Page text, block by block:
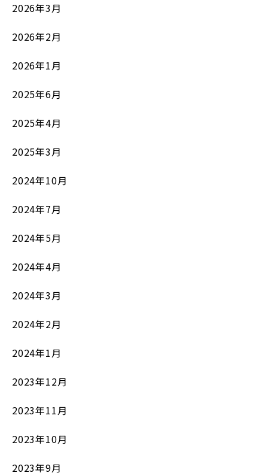
2026年3月
2026年2月
2026年1月
2025年6月
2025年4月
2025年3月
2024年10月
2024年7月
2024年5月
2024年4月
2024年3月
2024年2月
2024年1月
2023年12月
2023年11月
2023年10月
2023年9月